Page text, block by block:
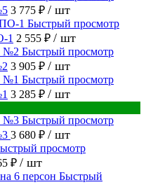
3 775 ₽ / шт
Быстрый просмотр
1 2 555 ₽ / шт
Быстрый просмотр
3 905 ₽ / шт
Быстрый просмотр
3 285 ₽ / шт
Быстрый просмотр
3 680 ₽ / шт
просмотр
₽ / шт
Быстрый